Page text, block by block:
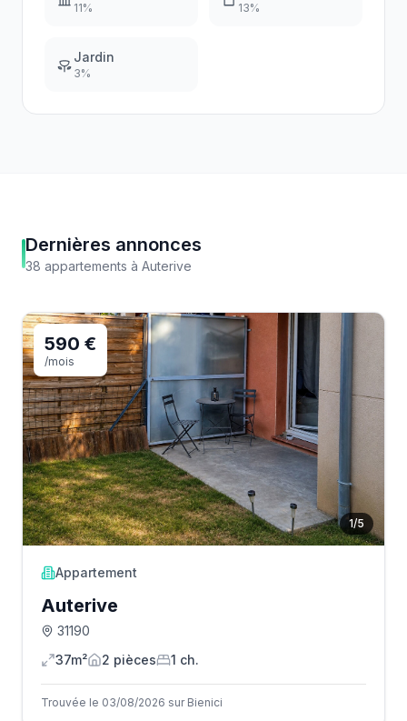
11% 13%
Jardin
3%
Dernières annonces
38 appartements à Auterive
1/5
590 €
/mois
Appartement
Auterive
31190
37m²
2 pièces 1 ch.
Trouvée le 03/08/2026 sur Bienici